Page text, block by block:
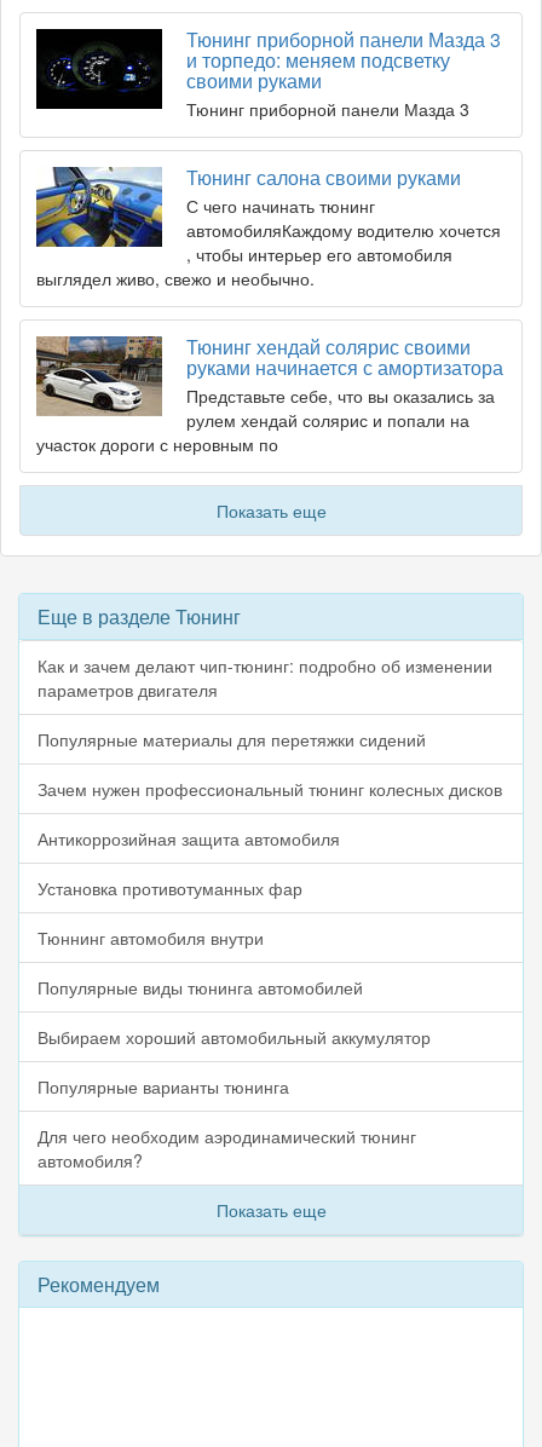
Тюнинг приборной панели Мазда 3
и торпедо: меняем подсветку
своими руками
Тюнинг приборной панели Мазда 3
Тюнинг салона своими руками
С чего начинать тюнинг
автомобиляКаждому водителю хочется
, чтобы интерьер его автомобиля
выглядел живо, свежо и необычно.
Тюнинг хендай солярис своими
руками начинается с амортизатора
Представьте себе, что вы оказались за
рулем хендай солярис и попали на
участок дороги с неровным по
Показать еще
Еще в разделе Тюнинг
Как и зачем делают чип-тюнинг: подробно об изменении
параметров двигателя
Популярные материалы для перетяжки сидений
Зачем нужен профессиональный тюнинг колесных дисков
Антикоррозийная защита автомобиля
Установка противотуманных фар
Тюннинг автомобиля внутри
Популярные виды тюнинга автомобилей
Выбираем хороший автомобильный аккумулятор
Популярные варианты тюнинга
Для чего необходим аэродинамический тюнинг
автомобиля?
Показать еще
Рекомендуем